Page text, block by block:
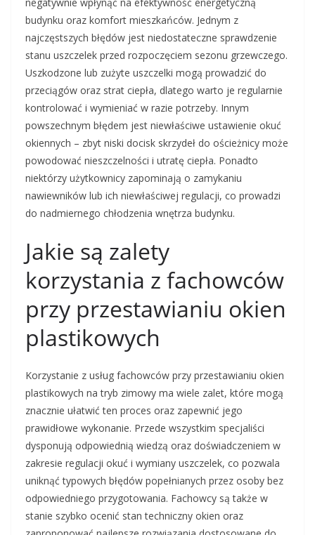
budynku oraz komfort mieszkańców. Jednym z
najczęstszych błędów jest niedostateczne sprawdzenie
stanu uszczelek przed rozpoczęciem sezonu grzewczego.
Uszkodzone lub zużyte uszczelki mogą prowadzić do
przeciągów oraz strat ciepła, dlatego warto je regularnie
kontrolować i wymieniać w razie potrzeby. Innym
powszechnym błędem jest niewłaściwe ustawienie okuć
okiennych – zbyt niski docisk skrzydeł do ościeżnicy może
powodować nieszczelności i utratę ciepła. Ponadto
niektórzy użytkownicy zapominają o zamykaniu
nawiewników lub ich niewłaściwej regulacji, co prowadzi
do nadmiernego chłodzenia wnętrza budynku.
Jakie są zalety
korzystania z fachowców
przy przestawianiu okien
plastikowych
Korzystanie z usług fachowców przy przestawianiu okien
plastikowych na tryb zimowy ma wiele zalet, które mogą
znacznie ułatwić ten proces oraz zapewnić jego
prawidłowe wykonanie. Przede wszystkim specjaliści
dysponują odpowiednią wiedzą oraz doświadczeniem w
zakresie regulacji okuć i wymiany uszczelek, co pozwala
uniknąć typowych błędów popełnianych przez osoby bez
odpowiedniego przygotowania. Fachowcy są także w
stanie szybko ocenić stan techniczny okien oraz